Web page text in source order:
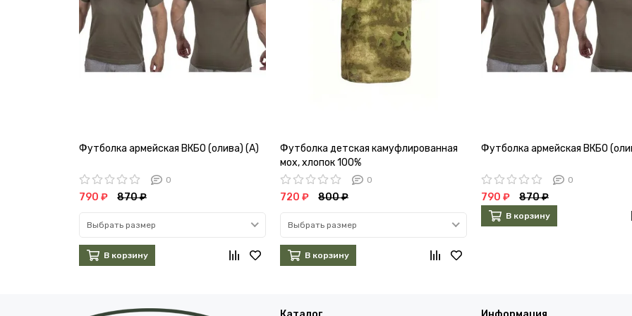
Футболка армейская ВКБО (олива) (А)
0
790 ₽ 870 ₽
Выбрать размер
В корзину
Футболка детская камуфлированная
мох, хлопок 100%
0
720 ₽ 800 ₽
Выбрать размер
В корзину
Футболка армейская ВКБО
0
790 ₽ 870 ₽
В корзину